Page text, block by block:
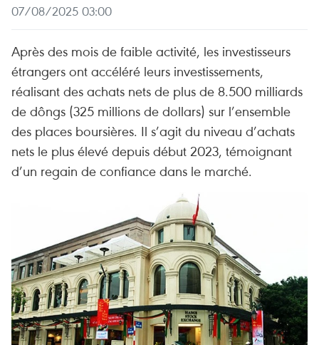
07/08/2025 03:00
Après des mois de faible activité, les investisseurs
étrangers ont accéléré leurs investissements,
réalisant des achats nets de plus de 8.500 milliards
de dôngs (325 millions de dollars) sur l’ensemble
des places boursières. Il s’agit du niveau d’achats
nets le plus élevé depuis début 2023, témoignant
d’un regain de confiance dans le marché.